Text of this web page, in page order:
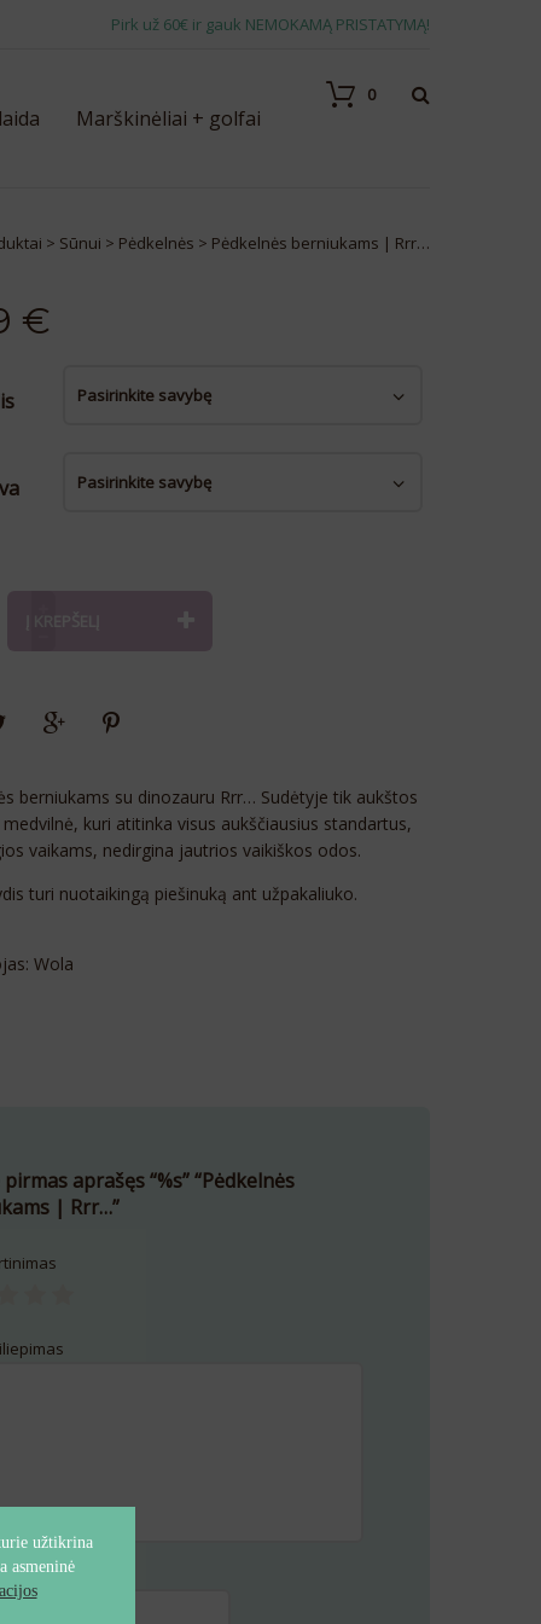
Pirk už 60€ ir gauk NEMOKAMĄ PRISTATYMĄ!
Marškinėliai + golfai
0
> Sūnui > Pėdkelnės > Pėdkelnės berniukams | Rrr…
€
berniukams su dinozauru Rrr… Sudėtyje tik aukštos
kuri atitinka visus aukščiausius standartus,
vaikams, nedirgina jautrios vaikiškos odos.
turi nuotaikingą piešinuką ant užpakaliuko.
Wola
aprašęs “%s” “Pėdkelnės
| Rrr…”
*
užtikrina
asmeninė